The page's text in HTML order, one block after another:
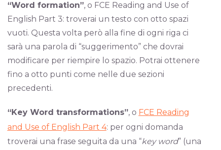
“Word formation”, o FCE Reading and Use of
English Part 3: troverai un testo con otto spazi
vuoti. Questa volta però alla fine di ogni riga ci
sarà una parola di “suggerimento” che dovrai
modificare per riempire lo spazio. Potrai ottenere
fino a otto punti come nelle due sezioni
precedenti.
“Key Word transformations”, o FCE Reading
and Use of English Part 4: per ogni domanda
troverai una frase seguita da una “key word” (una